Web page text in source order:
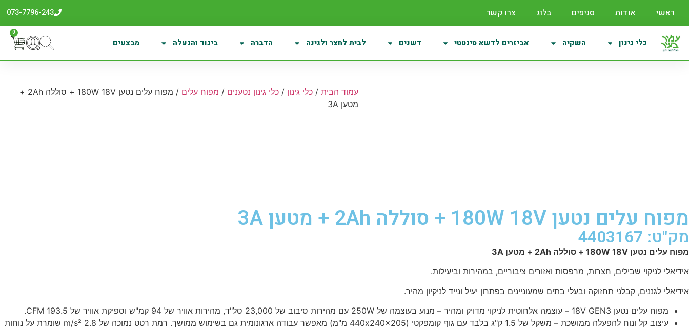
ראשי אודות סניפים בלוג צרו קשר 073-7796-243
כלי גינון השקיה אביזרים לדשא סינטטי דשנים לבית לחצר ולגינה הדברה ביגוד והנעלה מבצעים
0
עמוד הבית /כלי גינון /כלי גינון נטענים / מפוח עלים
/ מפוח עלים נטען 180W 18V + סוללה 2Ah +
מטען 3A
מפוח עלים נטען 180W 18V + סוללה 2Ah + מטען 3A
מק"ט: 4403167
מפוח עלים נטען 180W 18V + סוללה 2Ah + מטען
3A
אידיאלי לניקוי שבילים, חצרות, מרפסות ואזורים ציבוריים, במהירות וביעילות.
אידיאלי לגננים, קבלני תחזוקה ובעלי בתים שמעוניינים בפתרון יעיל ונייד לניקיון מהיר.
מפוח עלים נטען 18V GEN3 – עוצמה אלחוטית לניקוי מדויק ומהיר – מנוע בעוצמה של 250W עם מהירות סיבוב של 23,000 סל"ד, מהירות אוויר של 94 קמ"ש וספיקת אוויר של 193.5 CFM.
עיצוב קל ונוח להפעלה ממושכת – משקל של 1.5 ק"ג בלבד עם גוף קומפקטי (440x240x205 מ"מ) מאפשר עבודה ארגונומית גם בשימוש ממושך. רמת רטט נמוכה של 2.8 m/s² שומרת על נוחות